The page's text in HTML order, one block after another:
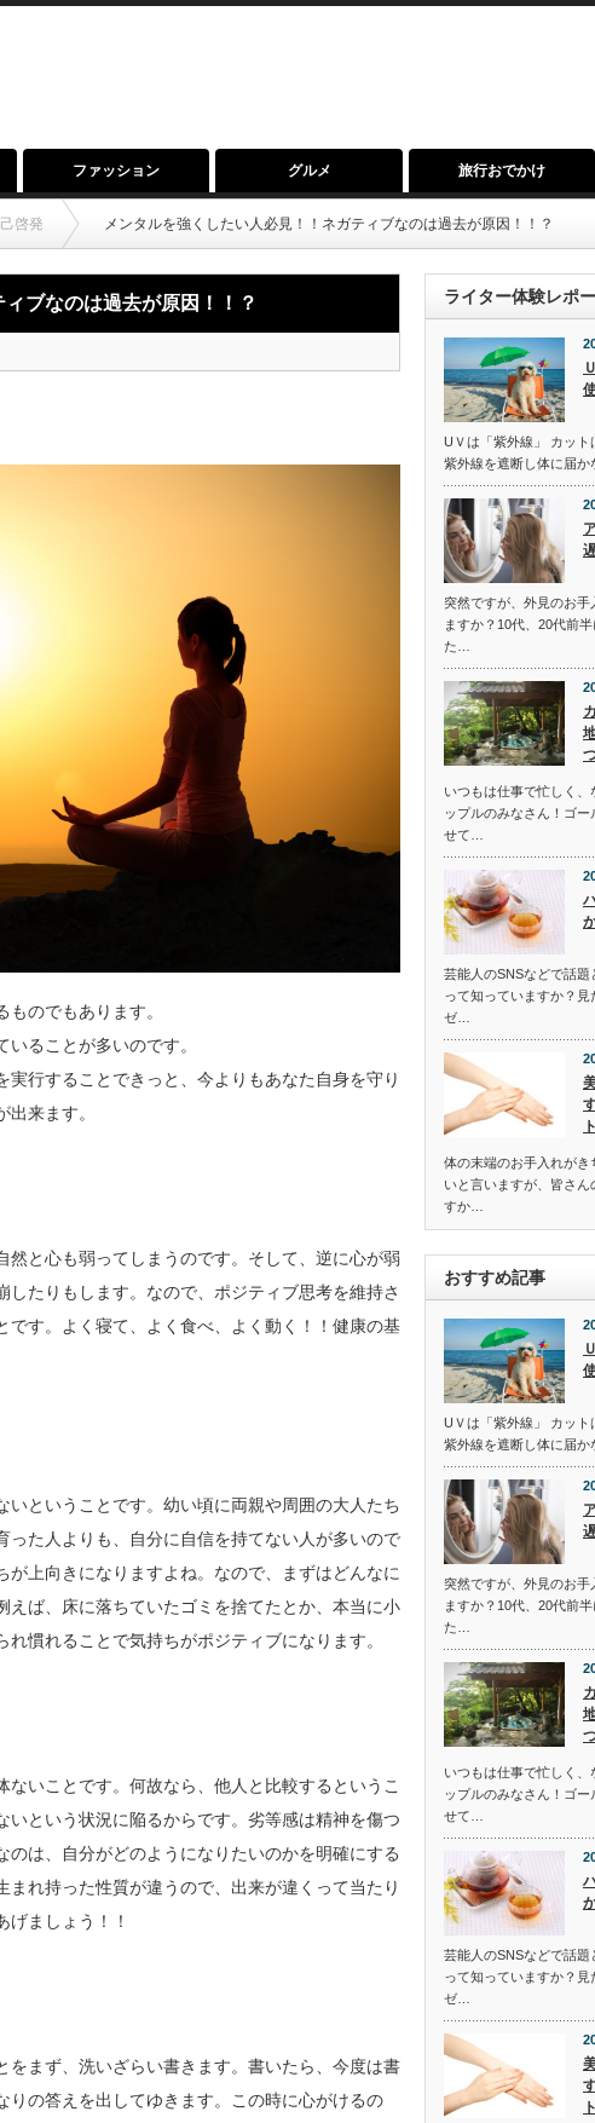
ファッション グルメ 旅行おでかけ
啓発 メンタルを強くしたい人必見！！ネガティブなのは過去が原因！！？
ブなのは過去が原因！！？
のでもあります。
ることが多いのです。
行することできっと、今よりもあなた自身を守り
来ます。
と心も弱ってしまうのです。そして、逆に心が弱
たりもします。なので、ポジティブ思考を維持さ
す。よく寝て、よく食べ、よく動く！！健康の基
ということです。幼い頃に両親や周囲の大人たち
た人よりも、自分に自信を持てない人が多いので
上向きになりますよね。なので、まずはどんなに
ば、床に落ちていたゴミを捨てたとか、本当に小
慣れることで気持ちがポジティブになります。
いことです。何故なら、他人と比較するというこ
という状況に陥るからです。劣等感は精神を傷つ
は、自分がどのようになりたいのかを明確にする
れ持った性質が違うので、出来が違くって当たり
ましょう！！
をまず、洗いざらい書きます。書いたら、今度は書
りの答えを出してゆきます。この時に心がけるの
ライター体験レポ
UＶは「紫外線」 カッ
紫外線を遮断し体に届か
突然ですが、外見のお
ますか？10代、20代前
た…
いつもは仕事で忙しく
ップルのみなさん！ゴ
せて…
芸能人のSNSなどで話
って知っていますか？
ゼ…
体の末端のお手入れがき
いと言いますが、皆さ
すか…
おすすめ記事
UＶは「紫外線」 カッ
紫外線を遮断し体に届か
突然ですが、外見のお
ますか？10代、20代前
た…
いつもは仕事で忙しく
ップルのみなさん！ゴ
せて…
芸能人のSNSなどで話
って知っていますか？
ゼ…